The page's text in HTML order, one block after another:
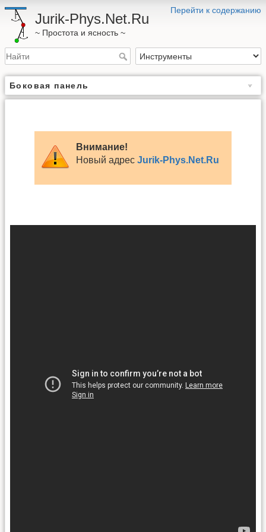
Перейти к содержанию
Jurik-Phys.Net.Ru
~ Простота и ясность ~
Боковая панель
Внимание!
Новый адресJurik-Phys.Net.Ru